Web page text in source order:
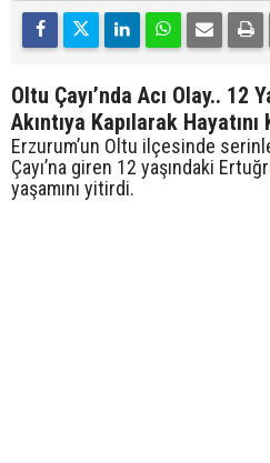
Oltu Çayı’nda Acı Olay.. 12
Akıntıya Kapılarak
Erzurum’un Oltu ilçesinde
Çayı’na giren 12 yaşındaki
yaşamını yitirdi.